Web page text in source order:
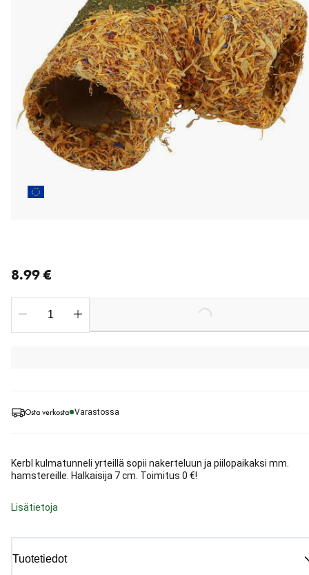
Osta verkosta Varastossa
Kerbl kulmatunneli yrteillä sopii nakerteluun ja piilopaikaksi mm.
hamstereille. Halkaisija 7 cm. Toimitus 0 €!
Lisätietoja
Tuotetiedot
8.99 €
Loading...